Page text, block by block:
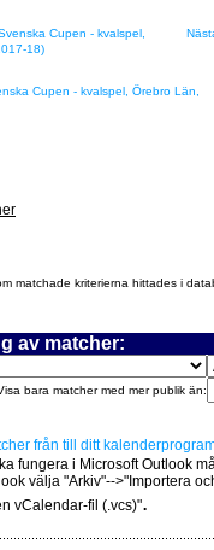
Cupen - kvalspel,
18)
Cupen - kvalspel, Örebro Län,
matchade kriterierna hittades i
av matcher:
bara matcher med mer publik än:
från till ditt
fungera i Microsoft Outlook
välja "Arkiv"-->"Importera
vCalendar-fil (.vcs)".